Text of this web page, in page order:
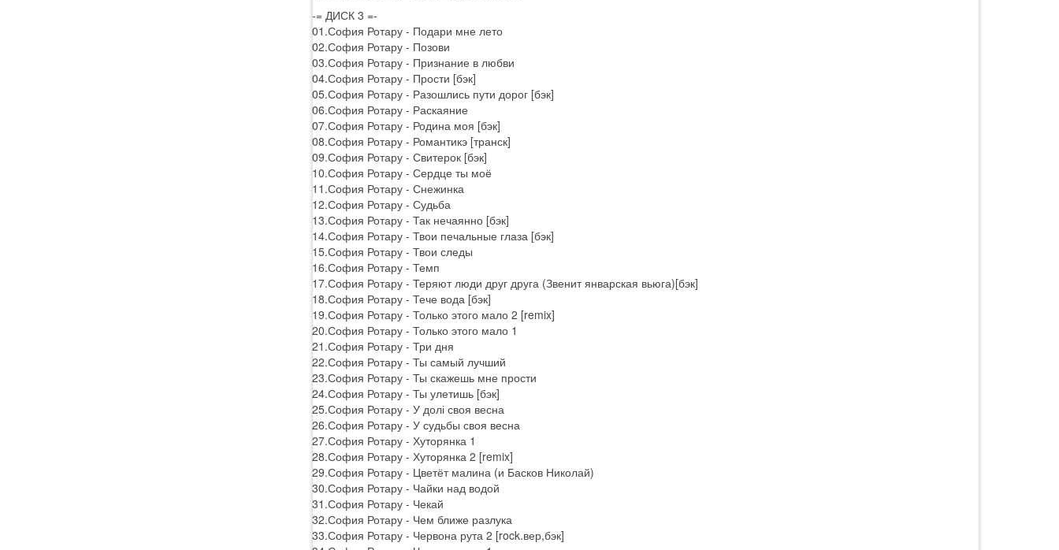
-= ДИСК 3 =-
01.София Ротару - Подари мне лето
02.София Ротару - Позови
03.София Ротару - Признание в любви
04.София Ротару - Прости [бэк]
05.София Ротару - Разошлись пути дорог [бэк]
06.София Ротару - Раскаяние
07.София Ротару - Родина моя [бэк]
08.София Ротару - Романтикэ [транск]
09.София Ротару - Свитерок [бэк]
10.София Ротару - Сердце ты моё
11.София Ротару - Снежинка
12.София Ротару - Судьба
13.София Ротару - Так нечаянно [бэк]
14.София Ротару - Твои печальные глаза [бэк]
15.София Ротару - Твои следы
16.София Ротару - Темп
17.София Ротару - Теряют люди друг друга (Звенит январская вьюга)[бэк]
18.София Ротару - Тече вода [бэк]
19.София Ротару - Только этого мало 2 [remix]
20.София Ротару - Только этого мало 1
21.София Ротару - Три дня
22.София Ротару - Ты самый лучший
23.София Ротару - Ты скажешь мне прости
24.София Ротару - Ты улетишь [бэк]
25.София Ротару - У долі своя весна
26.София Ротару - У судьбы своя весна
27.София Ротару - Хуторянка 1
28.София Ротару - Хуторянка 2 [remix]
29.София Ротару - Цветёт малина (и Басков Николай)
30.София Ротару - Чайки над водой
31.София Ротару - Чекай
32.София Ротару - Чем ближе разлука
33.София Ротару - Червона рута 2 [rock.вер,бэк]